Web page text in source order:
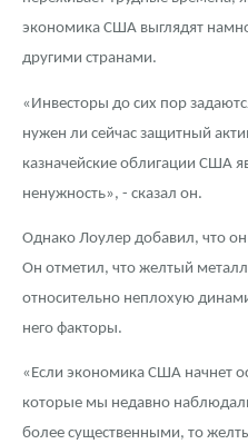
экономика США выглядят
другими странами.
«Инвесторы до сих пор
нужен ли сейчас защитный
казначейские облигации США
ненужность», - сказал он.
Однако Лоулер добавил, что он
Он отметил, что желтый
относительно неплохую
него факторы.
«Если экономика США начнет
которые мы недавно
более существенными, то